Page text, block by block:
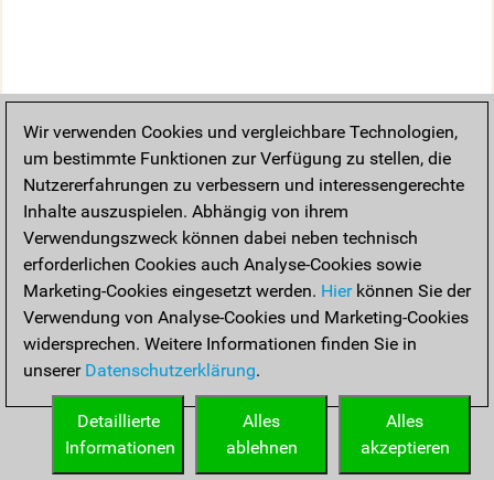
Wir verwenden Cookies und vergleichbare Technologien,
um bestimmte Funktionen zur Verfügung zu stellen, die
Nutzererfahrungen zu verbessern und interessengerechte
Inhalte auszuspielen. Abhängig von ihrem
Verwendungszweck können dabei neben technisch
erforderlichen Cookies auch Analyse-Cookies sowie
Marketing-Cookies eingesetzt werden. Hierkönnen Sie der
Verwendung von Analyse-Cookies und Marketing-Cookies
widersprechen. Weitere Informationen finden Sie in
unserer Datenschutzerklärung.
Alles
akzeptieren
Alles
ablehnen
Detaillierte
Informationen